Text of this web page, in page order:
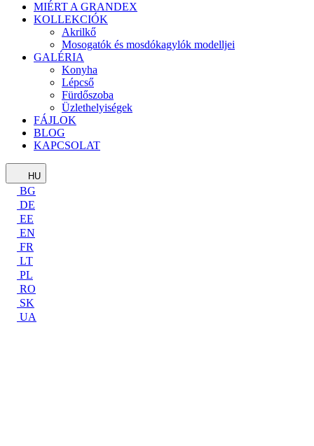
MIÉRT A GRANDEX
KOLLEKCIÓK
Akrilkő
Mosogatók és mosdókagylók modelljei
GALÉRIA
Konyha
Lépcső
Fürdőszoba
Üzlethelyiségek
FÁJLOK
BLOG
KAPCSOLAT
HU
BG
DE
EE
EN
FR
LT
PL
RO
SK
UA